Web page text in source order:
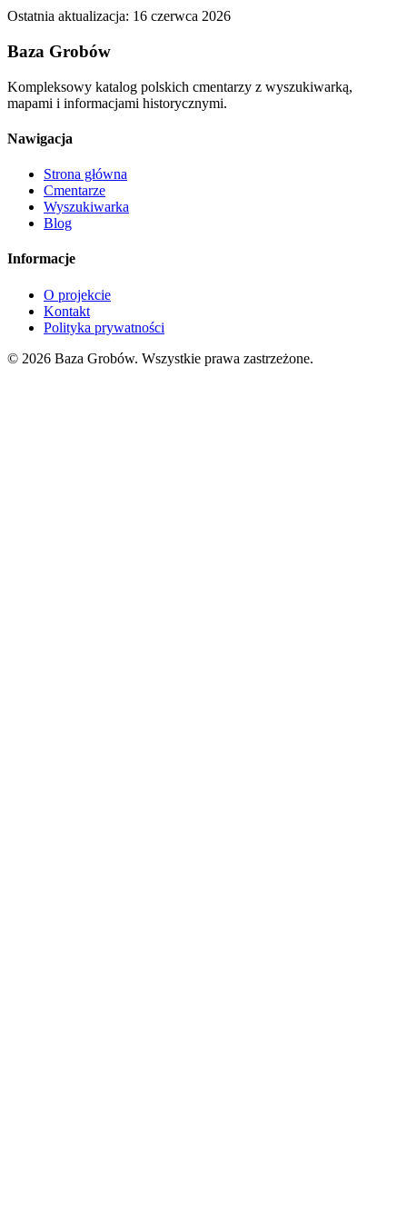
Ostatnia aktualizacja: 16 czerwca 2026
Baza Grobów
Kompleksowy katalog polskich cmentarzy z wyszukiwarką,
mapami i informacjami historycznymi.
Nawigacja
Strona główna
Cmentarze
Wyszukiwarka
Blog
Informacje
O projekcie
Kontakt
Polityka prywatności
© 2026 Baza Grobów. Wszystkie prawa zastrzeżone.